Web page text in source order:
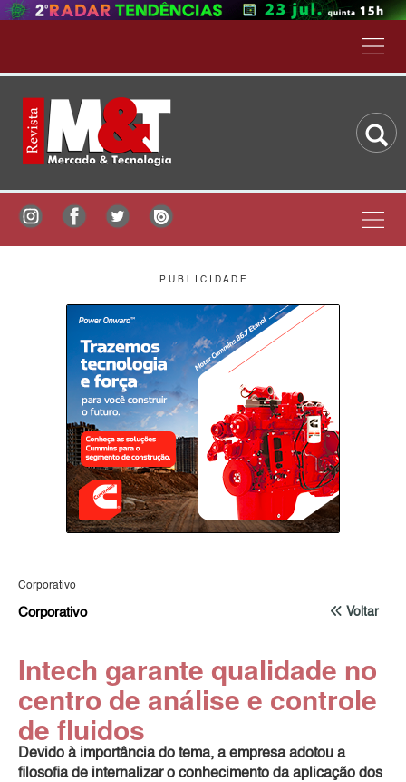
P U B L I C I D A D E
Corporativo
Voltar
Corporativo
Intech garante qualidade no
centro de análise e controle
de fluidos
Devido à importância do tema, a empresa adotou a
filosofia de internalizar o conhecimento da aplicação dos